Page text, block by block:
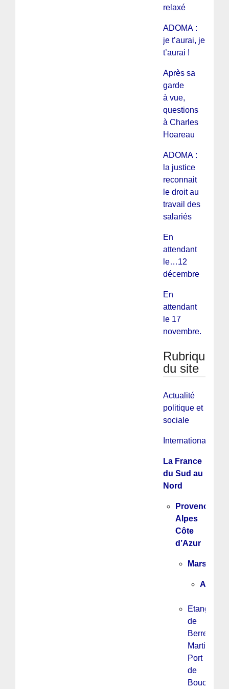
relaxé
ADOMA :
je t’aurai, je
t’aurai !
Après sa
garde
à vue,
questions
à Charles
Hoareau
ADOMA :
la justice
reconnait
le droit au
travail des
salariés
En
attendant
le…12
décembre
En
attendant
le 17
novembre.
Rubriques
du site
Actualité
politique et
sociale
International
La France
du Sud au
Nord
Provence
Alpes
Côte
d’Azur
Marseille
Etang
de
Berre,
Martigues,
Port
de
Bouc